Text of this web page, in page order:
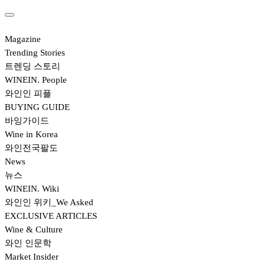
Magazine
Trending Stories
트렌딩 스토리
WINEIN. People
와인인 피플
BUYING GUIDE
바잉가이드
Wine in Korea
와인전국팔도
News
뉴스
WINEIN. Wiki
와인인 위키_We Asked
EXCLUSIVE ARTICLES
Wine & Culture
와인 인문학
Market Insider